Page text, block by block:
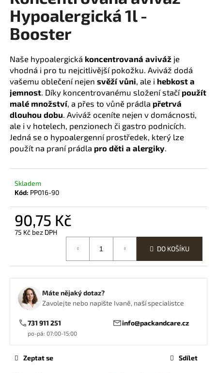
Hypoalergická 1l -
Booster
Naše hypoalergická koncentrovaná aviváž je
vhodná i pro tu nejcitlivější pokožku. Aviváž dodá
vašemu oblečení nejen svěží vůni , ale i hebkost a
jemnost . Díky koncentrovanému složení stačípoužít
malé množství, a přes to vůně prádla přetrvá
dlouhou dobu . Aviváž oceníte nejen v domácnosti,
ale i v hotelech, penzionech či gastro podnicích.
Jedná se o hypoalergenní prostředek, který lze
použít na praní prádla pro děti a alergiky
Skladem
Kód: PP016-90
90,75 Kč
75 Kč bez DPH
DO KOŠÍKU
Máte nějaký dotaz?
Zavolejte nebo napište Ivaně, naší specialistce
731 911 251
po-pá: 07:00-15:00
info@packandcare.cz
Zeptat se Sdílet
a
j
í
?
HLEDAT
D
o
o
u
u
PIZZA
KRABICE
HNĚDÁ
VÝSEKEM
NA
32X32X3,5